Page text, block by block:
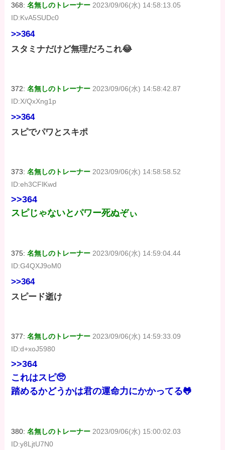
368:名無しのトレーナー 2023/09/06(水) 14:58:13.05
ID:KvA5SUDc0
>>364
スタミナだけど無理だろこれ😂
372:名無しのトレーナー 2023/09/06(水) 14:58:42.87
ID:X/QxXng1p
>>364
スピでパワとスキポ
373:名無しのトレーナー 2023/09/06(水) 14:58:58.52
ID:eh3CFlKwd
>>364
スピじゃないとパワー死ぬぞぃ
375:名無しのトレーナー 2023/09/06(水) 14:59:04.44
ID:G4QXJ9oM0
>>364
スピード逝け
377:名無しのトレーナー 2023/09/06(水) 14:59:33.09
ID:d+xoJ5980
>>364
これはスピ🥺
踏めるかどうかは君の運命力にかかってる🐸
380:名無しのトレーナー 2023/09/06(水) 15:00:02.03
ID:y8LjtU7N0